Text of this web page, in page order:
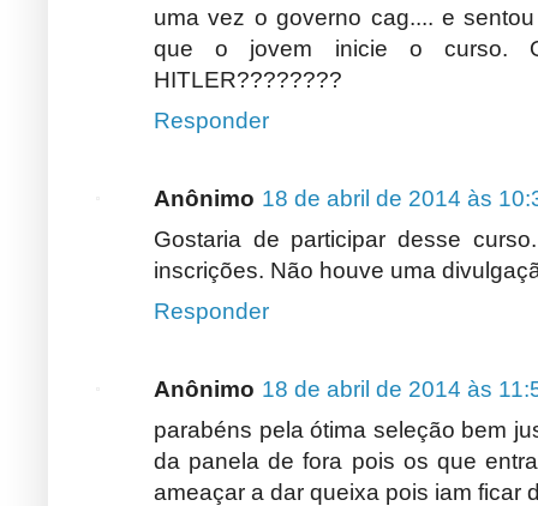
uma vez o governo cag.... e
que o jovem inicie o curso.
HITLER????????
Responder
Anônimo 18 de abril de 2014 às
Gostaria de participar desse
inscrições. Não houve uma
Responder
Anônimo 18 de abril de 2014 às
parabéns pela ótima seleção bem
da panela de fora pois os que
ameaçar a dar queixa pois iam ficar